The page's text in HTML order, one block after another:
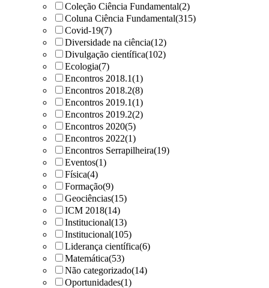
Coleção Ciência Fundamental(2)
Coluna Ciência Fundamental(315)
Covid-19(7)
Diversidade na ciência(12)
Divulgação científica(102)
Ecologia(7)
Encontros 2018.1(1)
Encontros 2018.2(8)
Encontros 2019.1(1)
Encontros 2019.2(2)
Encontros 2020(5)
Encontros 2022(1)
Encontros Serrapilheira(19)
Eventos(1)
Física(4)
Formação(9)
Geociências(15)
ICM 2018(14)
Institucional(13)
Institucional(105)
Liderança científica(6)
Matemática(53)
Não categorizado(14)
Oportunidades(1)